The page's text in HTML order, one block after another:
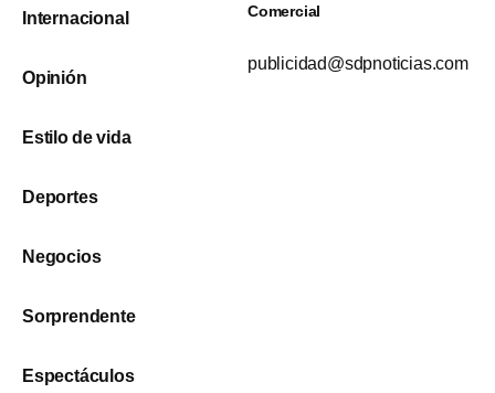
Internacional
Opinión
Estilo de vida
Deportes
Negocios
Sorprendente
Espectáculos
Comercial
publicidad@sdpnoticias.com